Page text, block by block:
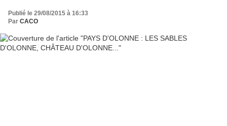
Publié le 29/08/2015 à 16:33
Par CACO